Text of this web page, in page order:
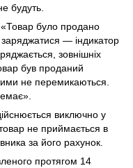
будуть.
було продано
— індикатор
зовнішніх
був проданий
не перемикаються.
виключно у
не приймається в
за його рахунок.
протягом 14